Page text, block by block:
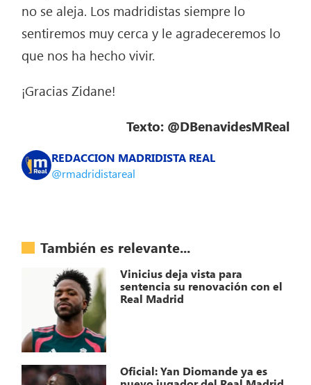
no se aleja. Los madridistas siempre lo
sentiremos muy cerca y le agradeceremos lo
que nos ha hecho vivir.
¡Gracias Zidane!
Texto: @DBenavidesMReal
REDACCION MADRIDISTA REAL
@rmadridistareal
También es relevante...
Vinicius deja vista para
sentencia su renovación con el
Real Madrid
Oficial: Yan Diomande ya es